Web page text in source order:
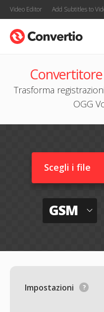
Video Editor Add Subtitles to
Trasforma
OGG
Scegli i file
GSM
Impostazioni